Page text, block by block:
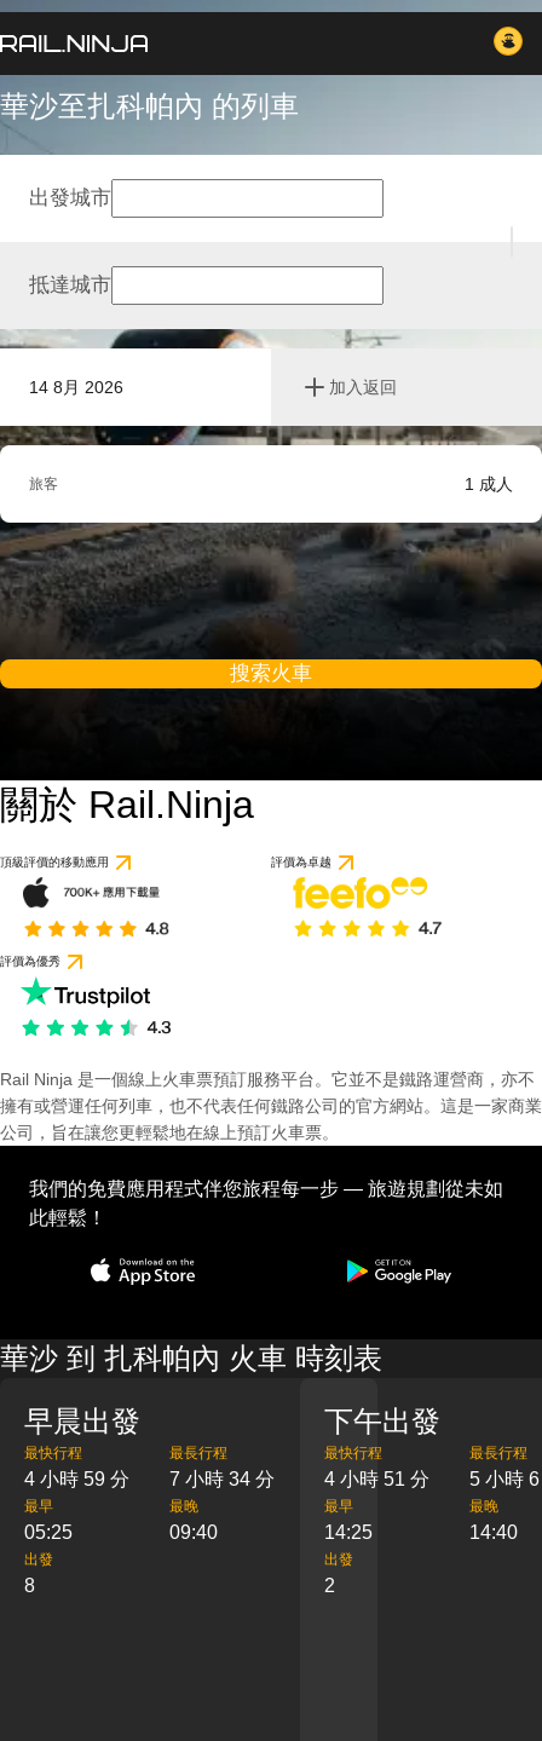
華沙至扎科帕內 的列車
14 8月 2026 加入返回
出發城市
抵達城市
旅客 1 成人
搜索火車
關於 Rail.Ninja
頂級評價的移動應用 評價為卓越
評價為優秀
Rail Ninja 是一個線上火車票預訂服務平台。它並不是鐵路運營商，亦不
擁有或營運任何列車，也不代表任何鐵路公司的官方網站。這是一家商業
公司，旨在讓您更輕鬆地在線上預訂火車票。
我們的免費應用程式伴您旅程每一步 — 旅遊規劃從未如
此輕鬆！
華沙 到 扎科帕內 火車 時刻表
早晨出發
最快行程
4 小時 59 分
最長行程
7 小時 34 分
最早
05:25
最晚
09:40
出發
8
下午出發
最快行程
4 小時 51 分
最長行程
5 小時
最早
14:25
最晚
14:40
出發
2